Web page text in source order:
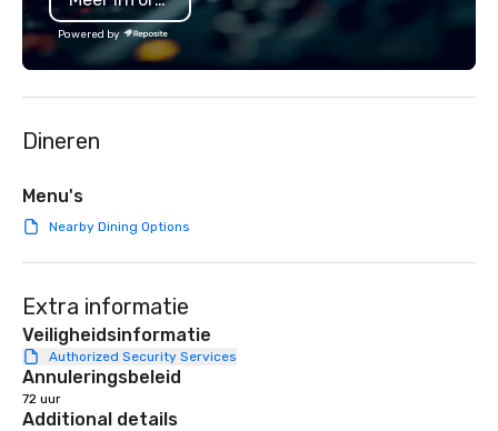
Powered by
Dineren
Menu's
Nearby Dining Options
Extra informatie
Veiligheidsinformatie
Authorized Security Services
Annuleringsbeleid
72 uur
Additional details